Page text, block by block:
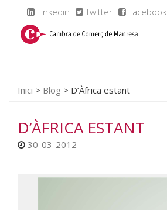
Linkedin Twitter Facebook
Inici > Blog > D’Àfrica estant
D’ÀFRICA ESTANT
30-03-2012